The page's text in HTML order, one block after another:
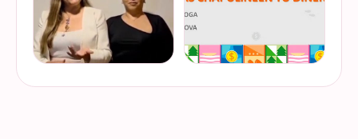
de la Semana Nacional de
que los hackers